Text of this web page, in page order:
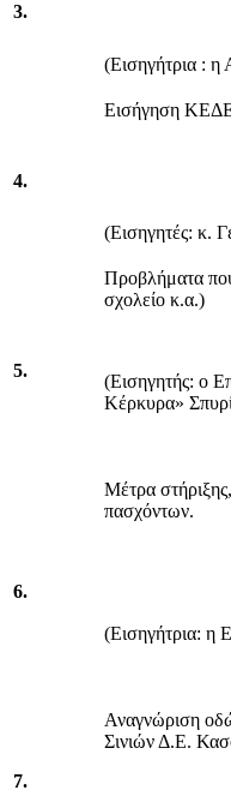
3.
(Εισηγήτρια : η
4.
Εισήγηση ΚΕΔΕ
(Εισηγητές: κ.
5.
Προβλήματα
σχολείο κ.α.)
(Εισηγητής: ο
Κέρκυρα»
6.
Μέτρα
πασχόντων.
(Εισηγήτρια: η
7.
Αναγνώριση
Σινιών Δ.Ε.